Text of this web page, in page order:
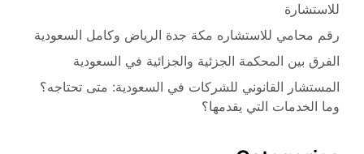
للاستشارة
رقم محامي للاستشاره مكة جدة الرياض وكامل السعودية
الفرق بين المحكمة الجزئية والجزائية في السعودية
المستشار القانوني للشركات في السعودية: متى تحتاجه؟
وما الخدمات التي يقدمها؟